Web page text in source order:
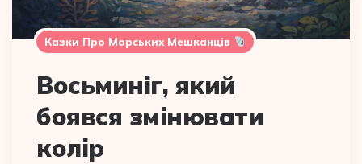
Казки Про Морських Мешканців
Восьминіг, який
боявся змінювати
колір